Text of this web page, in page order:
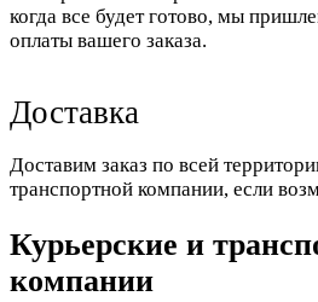
когда все будет готово, мы
оплаты вашего заказа.
Доставка
Доставим заказ по всей
транспортной компании, если
Курьерские и
компании